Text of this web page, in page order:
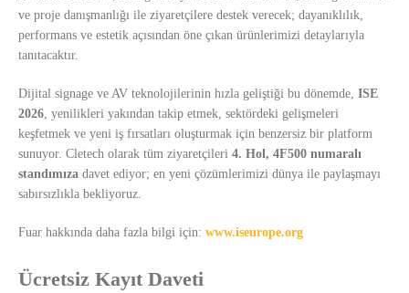
ve proje danışmanlığı ile ziyaretçilere destek verecek; dayanıklılık,
performans ve estetik açısından öne çıkan ürünlerimizi detaylarıyla
tanıtacaktır.
Dijital signage ve AV teknolojilerinin hızla geliştiği bu dönemde, ISE
2026 , yenilikleri yakından takip etmek, sektördeki gelişmeleri
keşfetmek ve yeni iş fırsatları oluşturmak için benzersiz bir platform
sunuyor. Cletech olarak tüm ziyaretçileri 4. Hol, 4F500 numaralı
standımıza davet ediyor; en yeni çözümlerimizi dünya ile paylaşmayı
sabırsızlıkla bekliyoruz.
Fuar hakkında daha fazla bilgi için: www.iseurope.org
Ücretsiz Kayıt Daveti